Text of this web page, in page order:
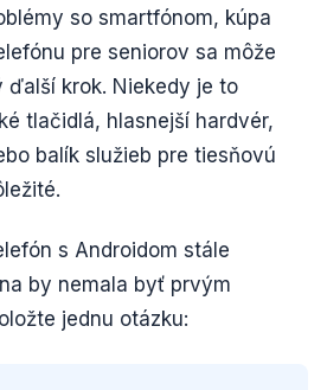
so smartfónom, kúpa
pre seniorov sa môže
ďalší krok. Niekedy je to
tlačidlá, hlasnejší hardvér,
balík služieb pre tiesňovú
s Androidom stále
by nemala byť prvým
jednu otázku: